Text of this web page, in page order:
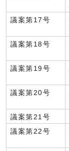
議案第17号
議案第18号
議案第19号
議案第20号
議案第21号
議案第22号